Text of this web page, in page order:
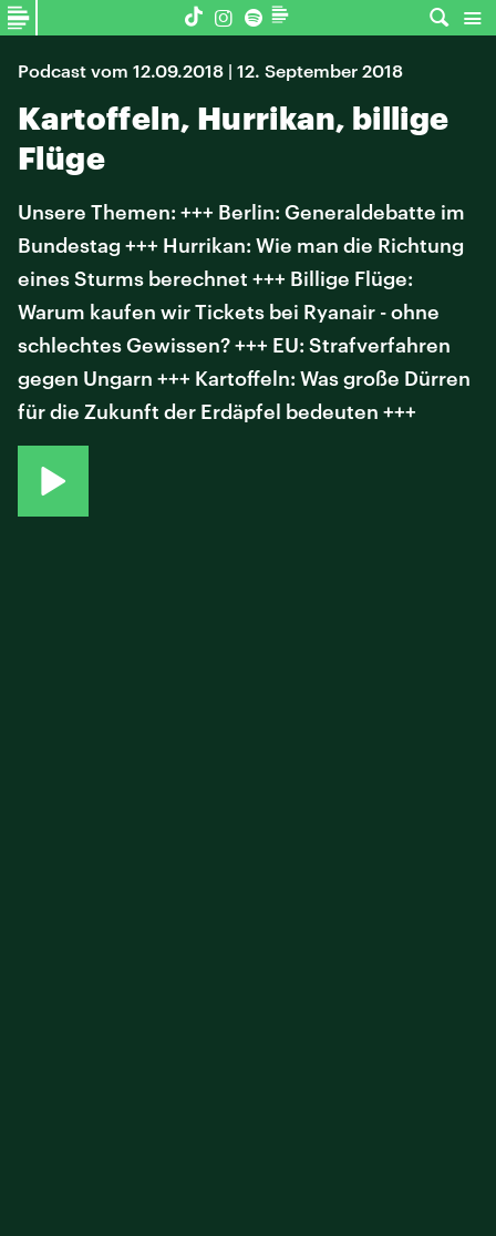
Podcast vom 12.09.2018 | 12. September 2018
Kartoffeln, Hurrikan, billige
Flüge
Unsere Themen: +++ Berlin: Generaldebatte im
Bundestag +++ Hurrikan: Wie man die Richtung
eines Sturms berechnet +++ Billige Flüge:
Warum kaufen wir Tickets bei Ryanair - ohne
schlechtes Gewissen? +++ EU: Strafverfahren
gegen Ungarn +++ Kartoffeln: Was große Dürren
für die Zukunft der Erdäpfel bedeuten +++